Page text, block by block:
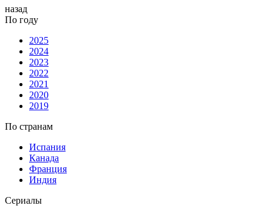
назад
По году
2025
2024
2023
2022
2021
2020
2019
По странам
Испания
Канада
Франция
Индия
Сериалы